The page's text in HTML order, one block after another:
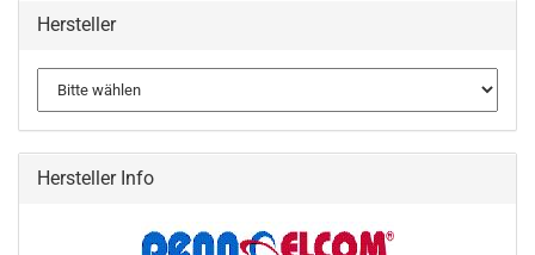
Hersteller
Hersteller Info